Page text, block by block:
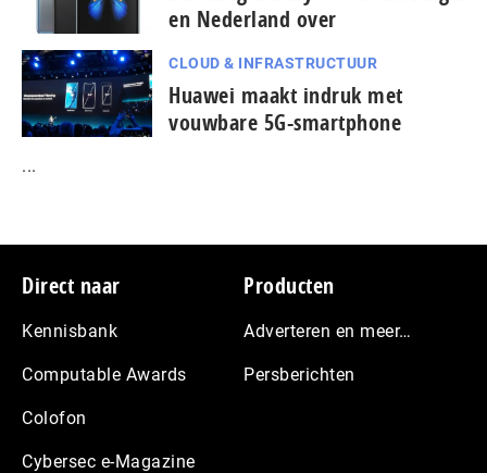
en Nederland over
CLOUD & INFRASTRUCTUUR
Huawei maakt indruk met
vouwbare 5G-smartphone
...
Footer
Direct naar
Kennisbank
Computable Awards
Colofon
Cybersec e-Magazine
Producten
Adverteren en meer…
Persberichten